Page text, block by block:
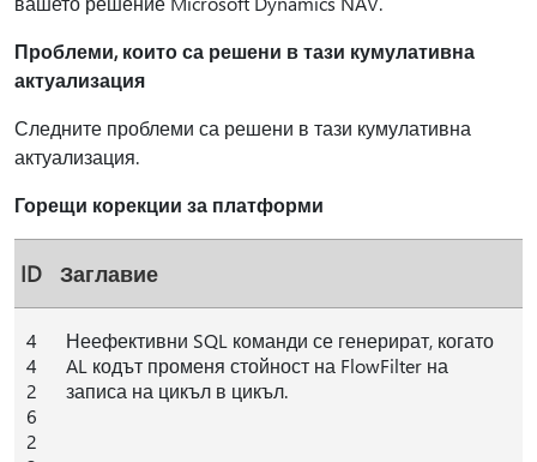
Проблеми, които са решени в тази кумулативна
актуализация
Следните проблеми са решени в тази кумулативна
актуализация.
Горещи корекции за платформи
ID Заглавие
4
4
2
6
2
Неефективни SQL команди се генерират, когато
AL кодът променя стойност на FlowFilter на
записа на цикъл в цикъл.